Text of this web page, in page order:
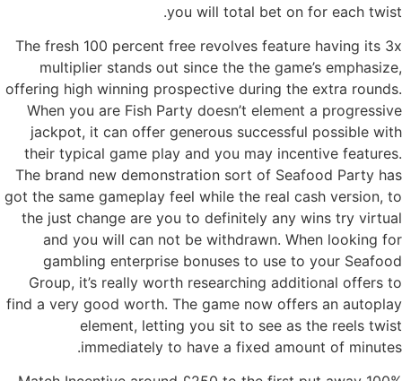
you will total bet on for each twist.
The fresh 100 percent free revolves feature having its 3x
multiplier stands out since the the game’s emphasize,
offering high winning prospective during the extra rounds.
When you are Fish Party doesn’t element a progressive
jackpot, it can offer generous successful possible with
their typical game play and you may incentive features.
The brand new demonstration sort of Seafood Party has
got the same gameplay feel while the real cash version, to
the just change are you to definitely any wins try virtual
and you will can not be withdrawn. When looking for
gambling enterprise bonuses to use to your Seafood
Group, it’s really worth researching additional offers to
find a very good worth. The game now offers an autoplay
element, letting you sit to see as the reels twist
immediately to have a fixed amount of minutes.